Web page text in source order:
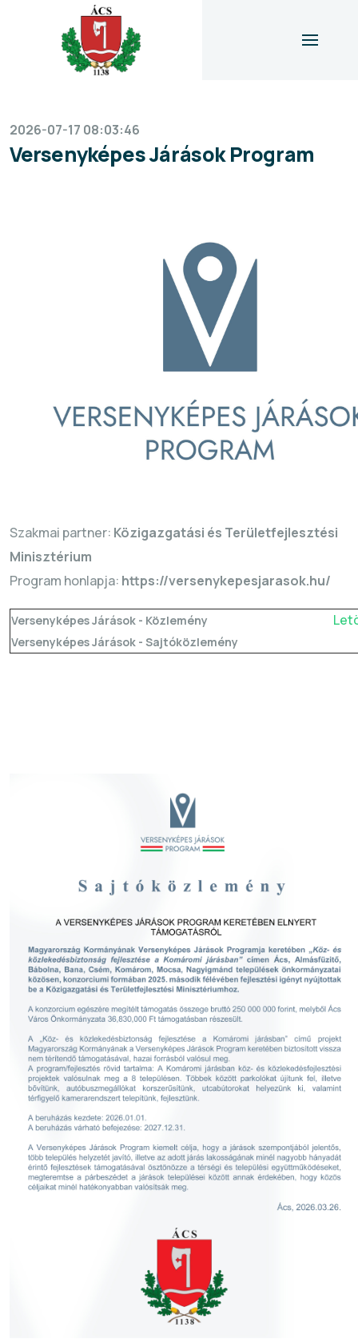
icon
2026-07-17 08:03:46
Versenyképes Járások Program
Szakmai partner: Közigazgatási és Területfejlesztési
Minisztérium
Program honlapja: https://versenykepesjarasok.hu/
Versenyképes Járások - Közlemény
Versenyképes Járások - Sajtóközlemény